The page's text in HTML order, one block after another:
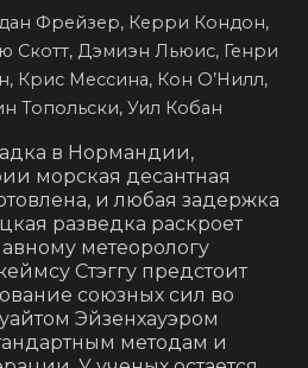
Фрейзер, Керри Кондон,
Скотт, Дэмиэн Льюис, Генри
Крис Мессина, Кон О’Нилл,
Топольски, Уил Кобан
в Нормандии,
морская десантная
и любая задержка
разведка раскроет
метеорологу
Стэггу предстоит
союзных сил во
Эйзенхауэром
методам и